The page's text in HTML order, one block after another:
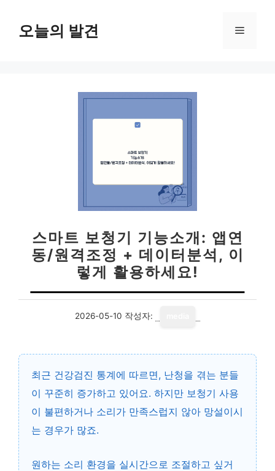
오늘의 발견 메
스마트 보청기 기능소개: 앱연
동/원격조정 + 데이터분석, 이
렇게 활용하세요!
2026-05-10 작성자:
최근 건강검진 통계에 따르면, 난청을 겪는 분들
이 꾸준히 증가하고 있어요. 하지만 보청기 사용
이 불편하거나 소리가 만족스럽지 않아 망설이시
는 경우가 많죠.
원하는 소리 환경을 실시간으로 조절하고 싶거